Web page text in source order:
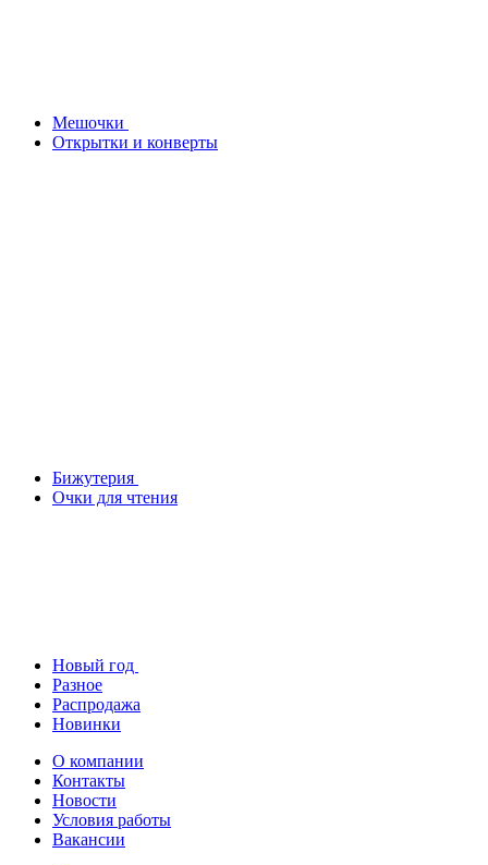
Мешочки
Открытки и конверты
Бижутерия
Очки для чтения
Новый год
Разное
Распродажа
Новинки
О компании
Контакты
Новости
Условия работы
Вакансии